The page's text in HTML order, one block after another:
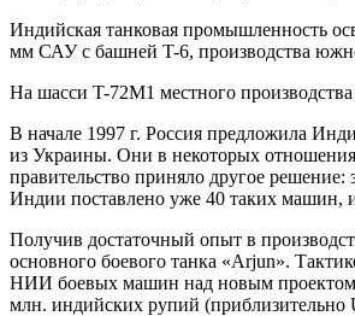
Индийская танковая промышленность
мм САУ с башней T-6, производства
На шасси T-72М1 местного
В начале 1997 г. Россия предложила
из Украины. Они в некоторых
правительство приняло другое
Индии поставлено уже 40 таких машин,
Получив достаточный опыт в
основного боевого танка «Arjun».
НИИ боевых машин над новым проектом
млн. индийских рупий (приблизительно